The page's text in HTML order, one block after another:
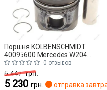
Поршня KOLBENSCHMIDT
40095600 Mercedes W204
(CLASS-C)
0 отзывов
5 447грн.
5 230 грн. отправка завтра